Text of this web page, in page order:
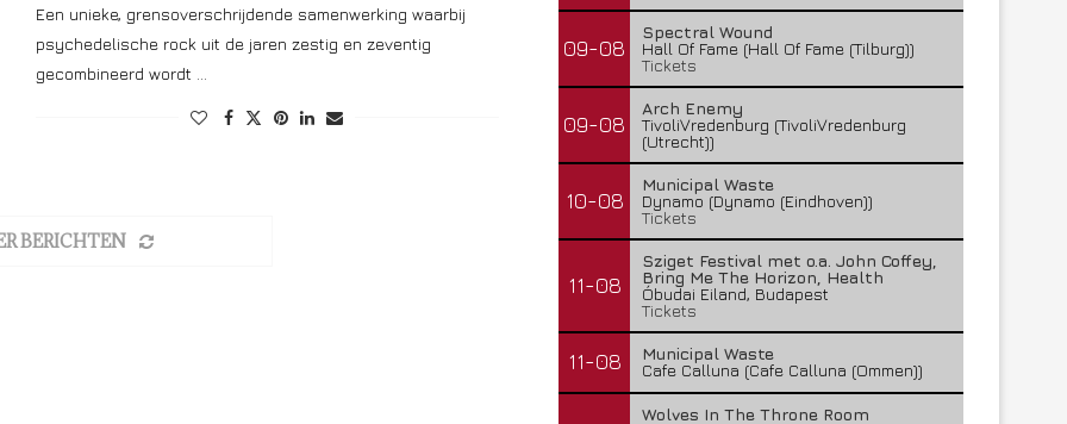
Een unieke, grensoverschrijdende samenwerking waarbij
psychedelische rock uit de jaren zestig en zeventig
gecombineerd wordt …
BERICHTEN
09-08
Spectral Wound
Hall Of Fame (Hall Of Fame (Tilburg))
Tickets
09-08
Arch Enemy
TivoliVredenburg (TivoliVredenburg
(Utrecht))
10-08
Municipal Waste
Dynamo (Dynamo (Eindhoven))
Tickets
11-08
Sziget Festival met o.a. John Coffey,
Bring Me The Horizon, Health
Óbudai Eiland, Budapest
Tickets
11-08
Municipal Waste
Cafe Calluna (Cafe Calluna (Ommen))
Wolves In The Throne Room